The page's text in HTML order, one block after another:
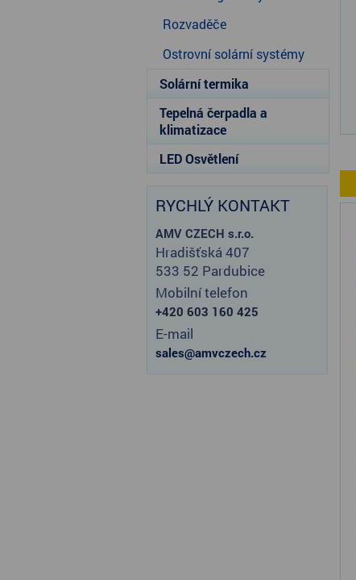
Rozvaděče
Ostrovní solární systémy
Solární termika
Tepelná čerpadla a
klimatizace
LED Osvětlení
RYCHLÝ KONTAKT
AMV CZECH s.r.o.
Hradišťská 407
533 52 Pardubice
Mobilní telefon
+420 603 160 425
E-mail
sales@amvczech.cz